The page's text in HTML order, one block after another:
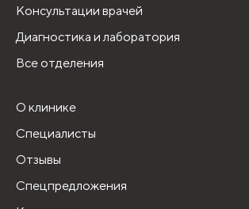
Консультации врачей
Диагностика и лаборатория
Все отделения
О клинике
Специалисты
Отзывы
Спецпредложения